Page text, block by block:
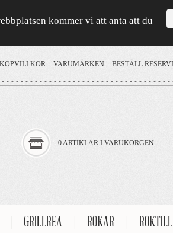
kommer vi att anta att du
KÖPVILLKOR VARUMÄRKEN BESTÄLL
0 ARTIKLAR I VARUKORGEN
GRILLREA RÖKAR